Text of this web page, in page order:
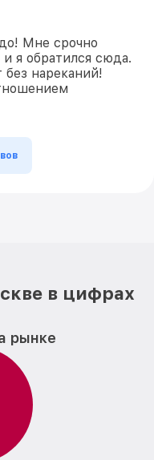
Мне срочно
я обратился сюда.
без нареканий!
в цифрах
рынке